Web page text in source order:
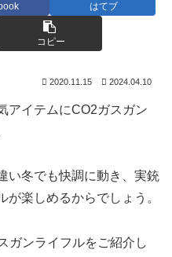
はてブ
コピー
2020.11.15 2024.04.10
アイテムにCO2ガスガン
い冬でも快調に動き、実銃
楽しめるからでしょう。
ガンライフルをご紹介し